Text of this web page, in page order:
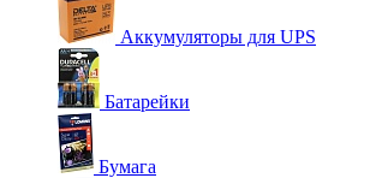
Аккумуляторы для UPS
Батарейки
Бумага